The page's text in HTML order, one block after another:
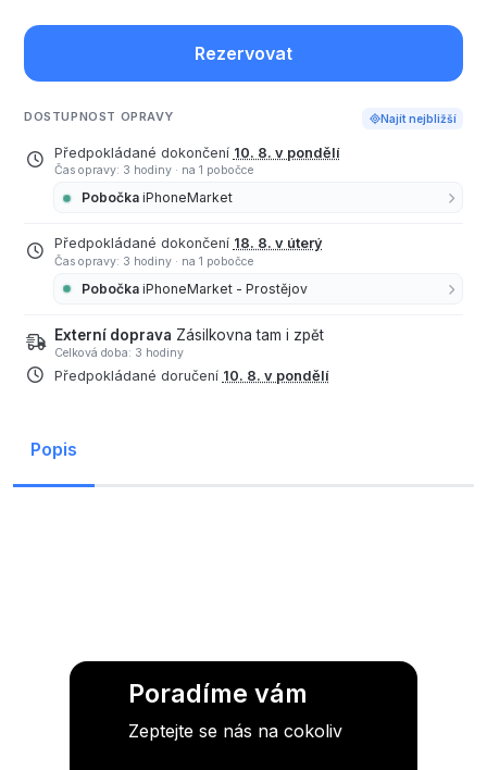
Rezervovat
DOSTUPNOST OPRAVY Najít nejbližší
Předpokládané dokončení 10. 8. v pondělí
Čas opravy: 3 hodiny · na 1 pobočce
Pobočka iPhoneMarket
Předpokládané dokončení 18. 8. v úterý
Čas opravy: 3 hodiny · na 1 pobočce
Pobočka iPhoneMarket - Prostějov
Externí doprava Zásilkovna tam i zpět
Celková doba: 3 hodiny
Předpokládané doručení 10. 8. v pondělí
Popis
Poradíme vám
Zeptejte se nás na cokoliv